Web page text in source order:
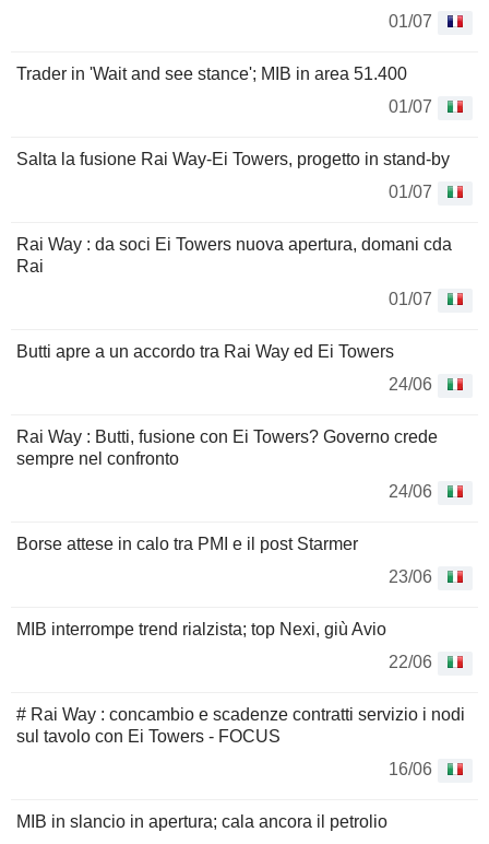
01/07
Trader in 'Wait and see stance'; MIB in area 51.400
01/07
Salta la fusione Rai Way-Ei Towers, progetto in stand-by
01/07
Rai Way : da soci Ei Towers nuova apertura, domani cda
Rai
01/07
Butti apre a un accordo tra Rai Way ed Ei Towers
24/06
Rai Way : Butti, fusione con Ei Towers? Governo crede
sempre nel confronto
24/06
Borse attese in calo tra PMI e il post Starmer
23/06
MIB interrompe trend rialzista; top Nexi, giù Avio
22/06
# Rai Way : concambio e scadenze contratti servizio i nodi
sul tavolo con Ei Towers - FOCUS
16/06
MIB in slancio in apertura; cala ancora il petrolio